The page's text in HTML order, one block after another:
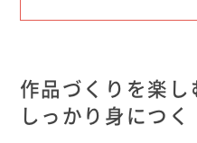
作品づくりを楽
しっかり身につく